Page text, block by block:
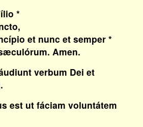
*
et nunc et semper *
Amen.
verbum Dei et
est ut fáciam voluntátem